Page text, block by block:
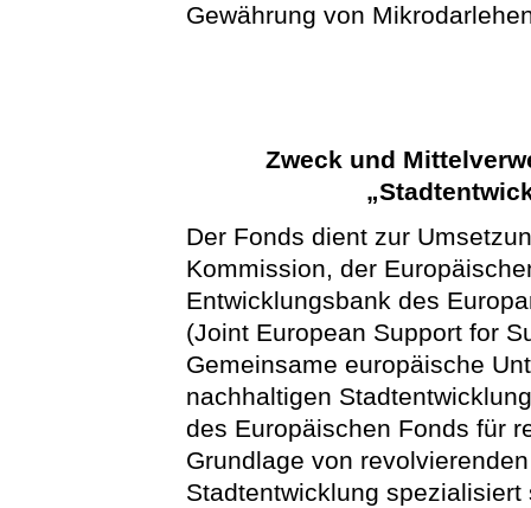
Gewährung von
Zweck und
Der Fonds dient zur
Kommission, der
Entwicklungsbank des
(Joint European Support for
Gemeinsame europäische
nachhaltigen
des Europäischen Fonds für
Grundlage von
Stadtentwicklung